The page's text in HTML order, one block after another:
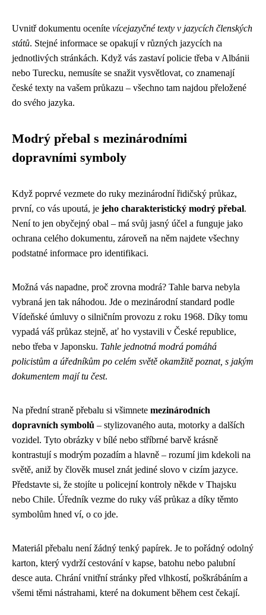
Uvnitř dokumentu oceníte vícejazyčné texty v jazycích členských
států. Stejné informace se opakují v různých jazycích na
jednotlivých stránkách. Když vás zastaví policie třeba v Albánii
nebo Turecku, nemusíte se snažit vysvětlovat, co znamenají
české texty na vašem průkazu – všechno tam najdou přeložené
do svého jazyka.
Modrý přebal s mezinárodními
dopravními symboly
Když poprvé vezmete do ruky mezinárodní řidičský průkaz,
první, co vás upoutá, je jeho charakteristický modrý přebal.
Není to jen obyčejný obal – má svůj jasný účel a funguje jako
ochrana celého dokumentu, zároveň na něm najdete všechny
podstatné informace pro identifikaci.
Možná vás napadne, proč zrovna modrá? Tahle barva nebyla
vybraná jen tak náhodou. Jde o mezinárodní standard podle
Vídeňské úmluvy o silničním provozu z roku 1968. Díky tomu
vypadá váš průkaz stejně, ať ho vystavili v České republice,
nebo třeba v Japonsku. Tahle jednotná modrá pomáhá
policistům a úředníkům po celém světě okamžitě poznat, s jakým
dokumentem mají tu čest.
Na přední straně přebalu si všimnete mezinárodních
dopravních symbolů – stylizovaného auta, motorky a dalších
vozidel. Tyto obrázky v bílé nebo stříbrné barvě krásně
kontrastují s modrým pozadím a hlavně – rozumí jim kdekoli na
světě, aniž by člověk musel znát jediné slovo v cizím jazyce.
Představte si, že stojíte u policejní kontroly někde v Thajsku
nebo Chile. Úředník vezme do ruky váš průkaz a díky těmto
symbolům hned ví, o co jde.
Materiál přebalu není žádný tenký papírek. Je to pořádný odolný
karton, který vydrží cestování v kapse, batohu nebo palubní
desce auta. Chrání vnitřní stránky před vlhkostí, poškrábáním a
všemi těmi nástrahami, které na dokument během cest čekají.